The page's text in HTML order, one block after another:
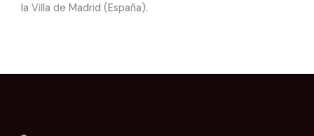
la Villa de Madrid (España).